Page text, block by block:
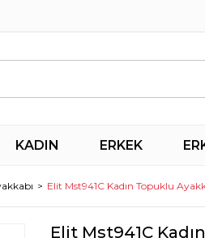
KADIN ERKEK
Elit Mst941C Kadın Topuklu
Elit Mst941C